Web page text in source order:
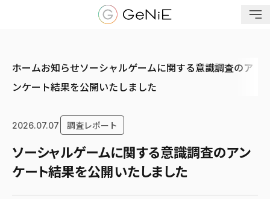
ホームお知らせソーシャルゲームに関する意識調査のア
ンケート結果を公開いたしました
2026.07.07 調査レポート
ソーシャルゲームに関する意識調査のアン
ケート結果を公開いたしました